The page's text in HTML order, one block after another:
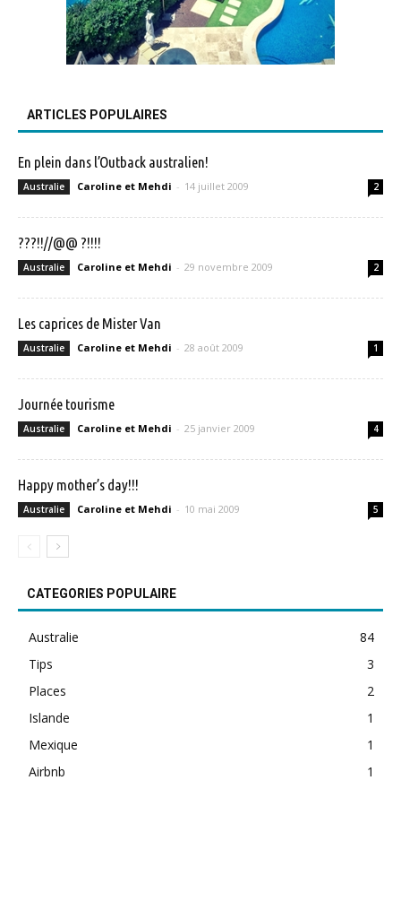
ARTICLES POPULAIRES
En plein dans l’Outback australien!
Australie Caroline et Mehdi - 14 juillet 2009 2
???!!//@@ ?!!!!
Australie Caroline et Mehdi - 29 novembre 2009 2
Les caprices de Mister Van
Australie Caroline et Mehdi - 28 août 2009 1
Journée tourisme
Australie Caroline et Mehdi - 25 janvier 2009 4
Happy mother’s day!!!
Australie Caroline et Mehdi - 10 mai 2009 5
CATEGORIES POPULAIRE
Australie
84
Tips
3
Places
2
Islande
1
Mexique
1
Airbnb
1